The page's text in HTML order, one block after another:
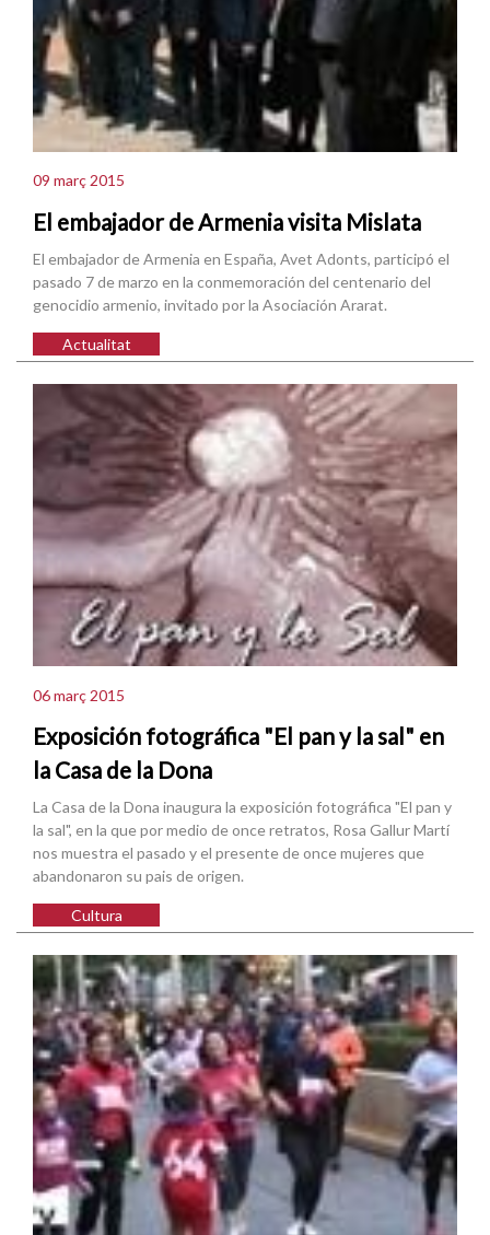
09 març 2015
El embajador de Armenia visita Mislata
El embajador de Armenia en España, Avet Adonts, participó el
pasado 7 de marzo en la conmemoración del centenario del
genocidio armenio, invitado por la Asociación Ararat.
Actualitat
06 març 2015
Exposición fotográfica "El pan y la sal" en
la Casa de la Dona
La Casa de la Dona inaugura la exposición fotográfica "El pan y
la sal", en la que por medio de once retratos, Rosa Gallur Martí
nos muestra el pasado y el presente de once mujeres que
abandonaron su pais de origen.
Cultura